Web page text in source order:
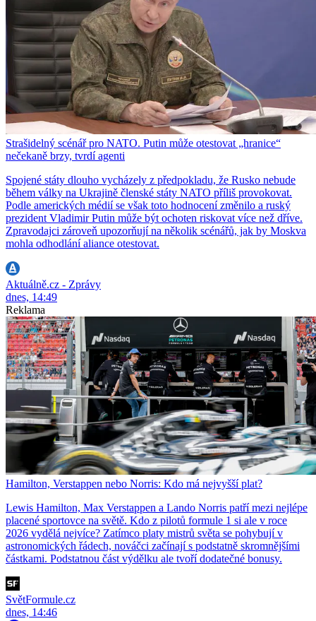
Strašidelný scénář pro NATO. Putin může otestovat „hranice“
nečekaně brzy, tvrdí agenti
Spojené státy dlouho vycházely z předpokladu, že Rusko nebude
během války na Ukrajině členské státy NATO příliš provokovat.
Podle amerických médií se však toto hodnocení změnilo a ruský
prezident Vladimir Putin může být ochoten riskovat více než dříve.
Zpravodajci zároveň upozorňují na několik scénářů, jak by Moskva
mohla odhodlání aliance otestovat.
Aktuálně.cz - Zprávy
dnes, 14:49
Reklama
Hamilton, Verstappen nebo Norris: Kdo má nejvyšší plat?
Lewis Hamilton, Max Verstappen a Lando Norris patří mezi nejlépe
placené sportovce na světě. Kdo z pilotů formule 1 si ale v roce
2026 vydělá nejvíce? Zatímco platy mistrů světa se pohybují v
astronomických řádech, nováčci začínají s podstatně skromnějšími
částkami. Podstatnou část výdělku ale tvoří dodatečné bonusy.
SvětFormule.cz
dnes, 14:46